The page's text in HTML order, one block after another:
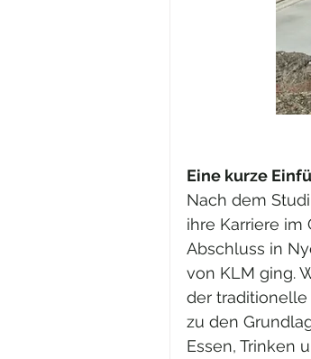
Eine kurze
Nach dem
ihre Karriere im
Abschluss in
von KLM ging.
der
zu den
Essen, Trinken